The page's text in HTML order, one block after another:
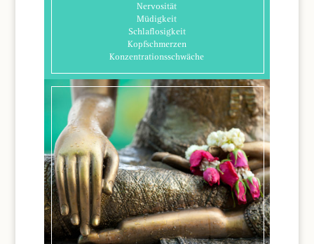
Nervosität
Müdigkeit
Schlaflosigkeit
Kopfschmerzen
Konzentrationsschwäche